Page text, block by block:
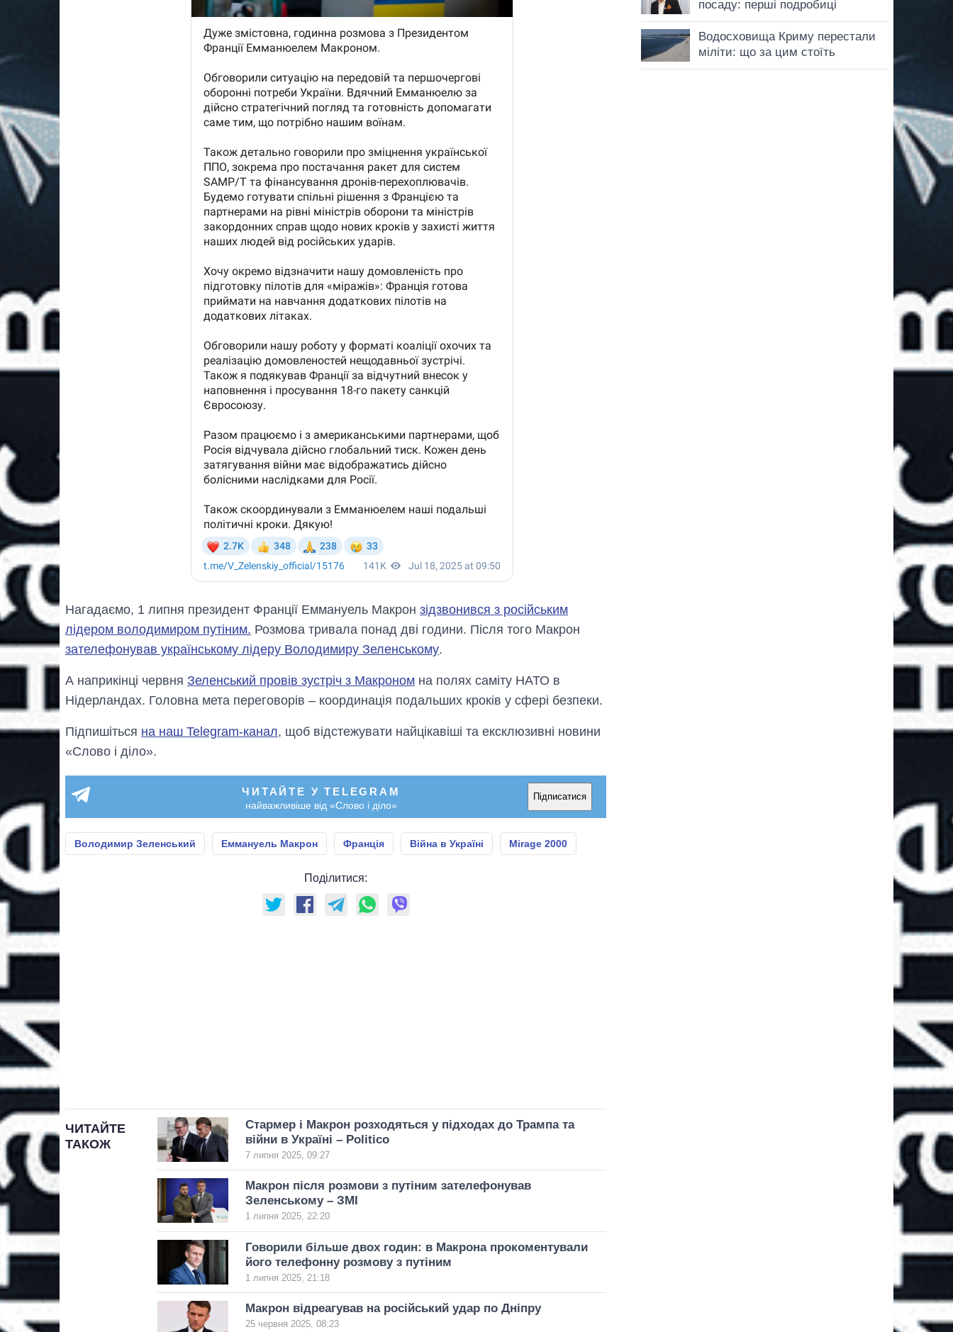
Нагадаємо, 1 липня президент Франції Еммануель Макрон зідзвонився з російським
лідером володимиром путіним. Розмова тривала понад дві години. Пiсля того Макрон
зателефонував українському лідеру Володимиру Зеленському.
А наприкiнцi червня Зеленський провів зустріч з Макроном на полях саміту НАТО в
Нідерландах. Головна мета переговорів – координація подальших кроків у сфері безпеки.
Підпишіться на наш Telegram-канал, щоб відстежувати найцікавіші та ексклюзивні новини
«Слово і діло».
ЧИТАЙТЕ У TELEGRAM
найважливіше від «Слово і діло»
Підписатися
Володимир Зеленський Еммануель Макрон Франція Війна в Україні Mirage 2000
Поділитися:
ЧИТАЙТЕ
ТАКОЖ
Стармер і Макрон розходяться у підходах до Трампа та
війни в Україні – Politico
7 липня 2025, 09:27
Макрон після розмови з путіним зателефонував
Зеленському – ЗМІ
1 липня 2025, 22:20
Говорили більше двох годин: в Макрона прокоментували
його телефонну розмову з путіним
1 липня 2025, 21:18
Макрон відреагував на російський удар по Дніпру
25 червня 2025, 08:23